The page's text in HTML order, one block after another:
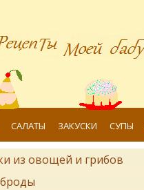
САЛАТЫ ЗАКУСКИ СУПЫ
из овощей и грибов